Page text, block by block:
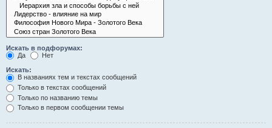
Искать в подфорумах:
Да
Нет
Искать:
В названиях тем и текстах сообщений
Только в текстах сообщений
Только по названию темы
Только в первом сообщении темы